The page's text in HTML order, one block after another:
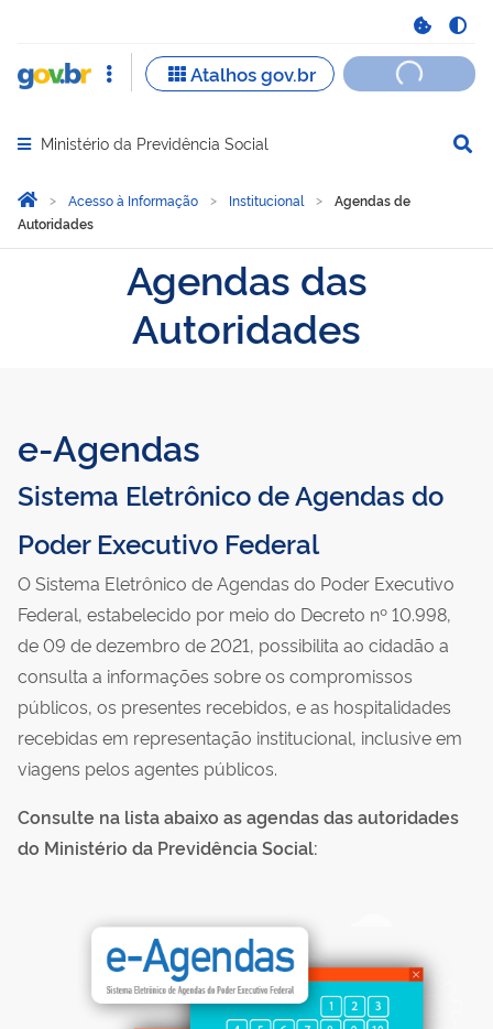
Abrir menu principal de navegação
Ministério da Previdência Social
Você está aqui:
Página Inicial
Acesso à Informação Institucional
Agendas de
Autoridades
Agendas das
Autoridades
e-Agendas
Sistema Eletrônico de Agendas do
Poder Executivo Federal
O Sistema Eletrônico de Agendas do Poder Executivo
Federal, estabelecido por meio do Decreto nº 10.998,
de 09 de dezembro de 2021, possibilita ao cidadão a
consulta a informações sobre os compromissos
públicos, os presentes recebidos, e as hospitalidades
recebidas em representação institucional, inclusive em
viagens pelos agentes públicos.
Consulte na lista abaixo as agendas das autoridades
do Ministério da Previdência Social: